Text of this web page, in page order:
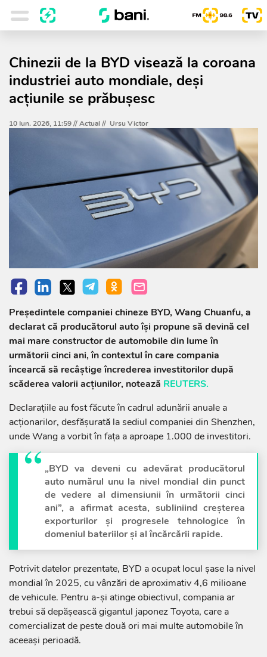
Chinezii de la BYD visează la coroana
industriei auto mondiale, deși
acțiunile se prăbușesc
10 Iun. 2026, 11:59 //Actual// Ursu Victor
Președintele companiei chineze BYD, Wang Chuanfu, a
declarat că producătorul auto își propune să devină cel
mai mare constructor de automobile din lume în
următorii cinci ani, în contextul în care compania
încearcă să recâștige încrederea investitorilor după
scăderea valorii acțiunilor, notează REUTERS.
Declarațiile au fost făcute în cadrul adunării anuale a
acționarilor, desfășurată la sediul companiei din Shenzhen,
unde Wang a vorbit în fața a aproape 1.000 de investitori.
„BYD va deveni cu adevărat producătorul
auto numărul unu la nivel mondial din punct
de vedere al dimensiunii în următorii cinci
ani”, a afirmat acesta, subliniind creșterea
exporturilor și progresele tehnologice în
domeniul bateriilor și al încărcării rapide.
Potrivit datelor prezentate, BYD a ocupat locul șase la nivel
mondial în 2025, cu vânzări de aproximativ 4,6 milioane
de vehicule. Pentru a-și atinge obiectivul, compania ar
trebui să depășească gigantul japonez Toyota, care a
comercializat de peste două ori mai multe automobile în
aceeași perioadă.